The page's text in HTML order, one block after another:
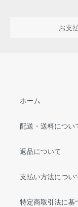
お支
ホーム
配送・送料につい
返品について
支払い方法につい
特定商取引法に基